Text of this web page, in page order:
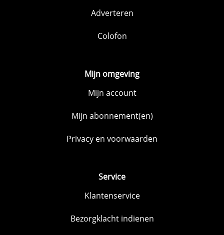
Adverteren
Colofon
Mijn omgeving
Mijn account
Mijn abonnement(en)
Privacy en voorwaarden
Service
Klantenservice
Bezorgklacht indienen